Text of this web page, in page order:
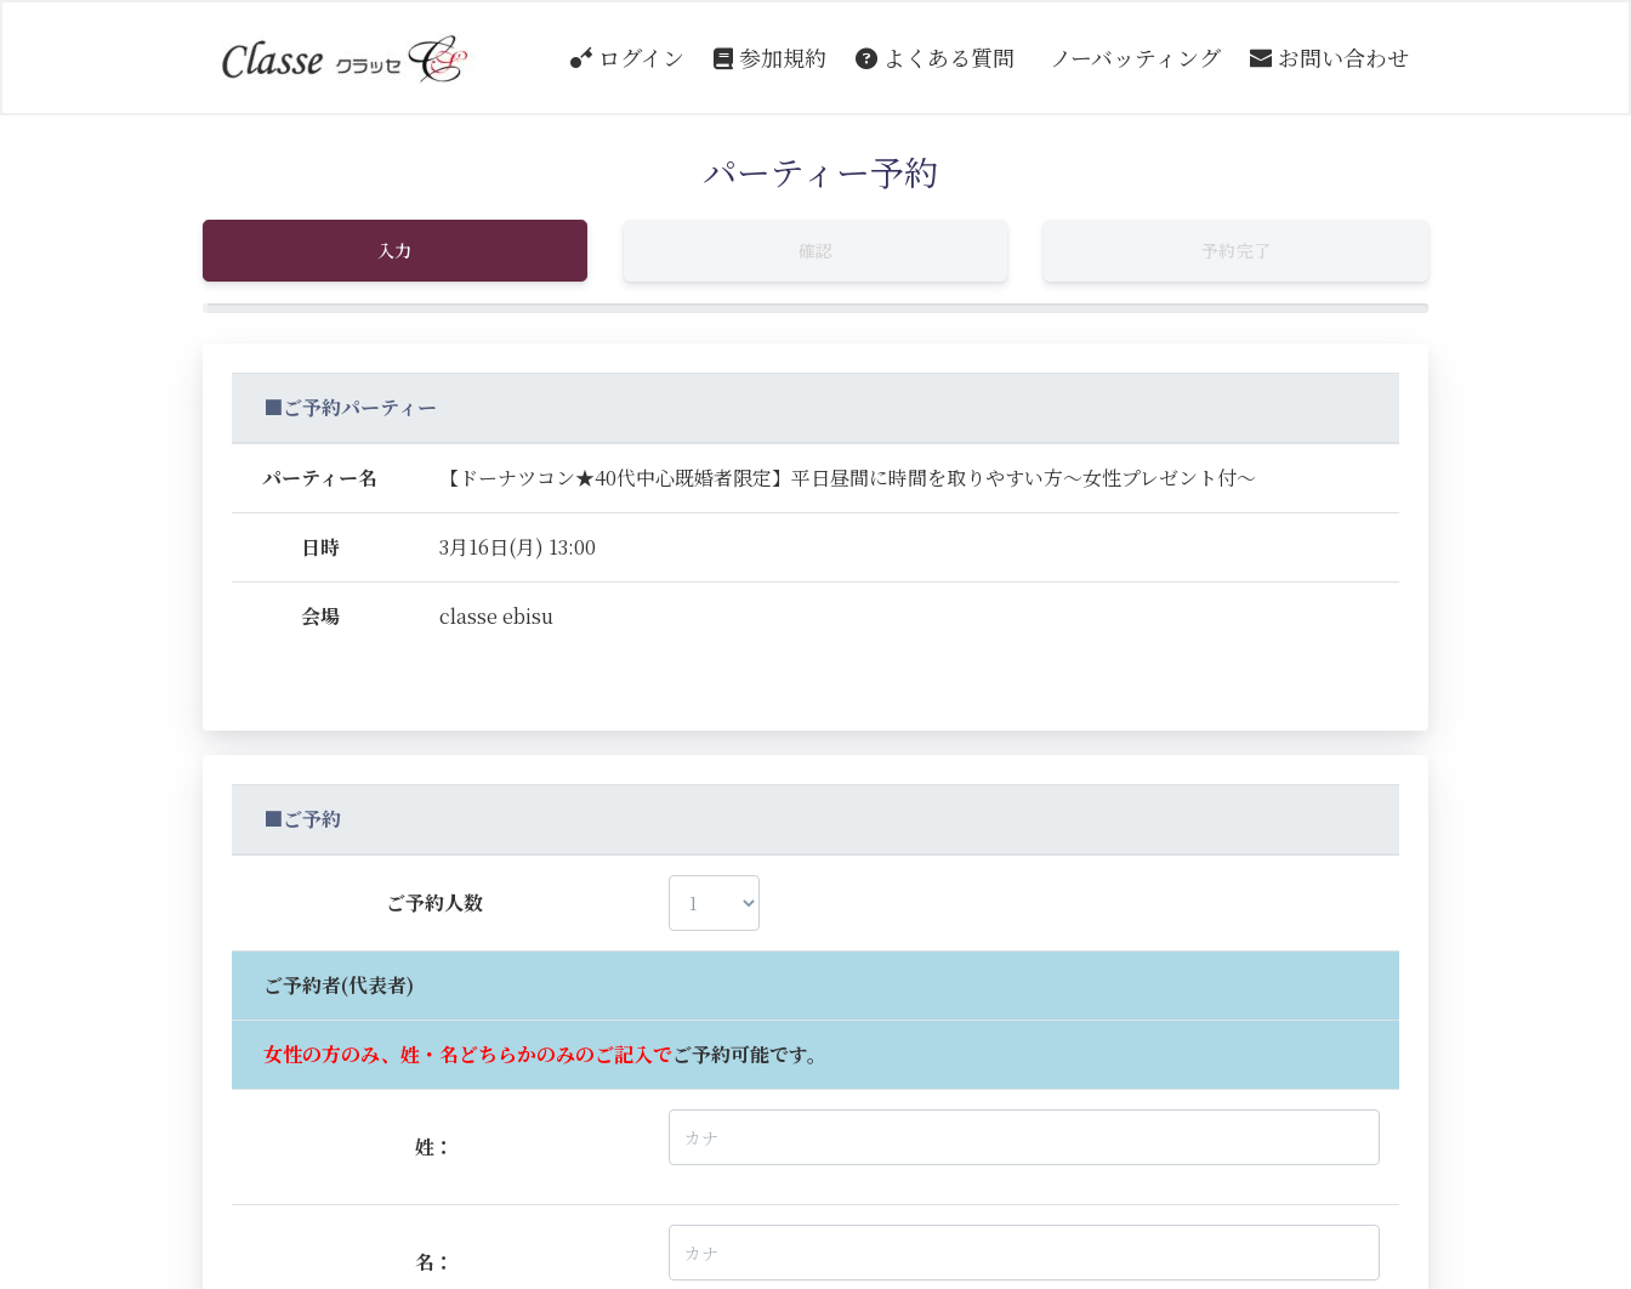
ログイン 参加規約 よくある質問 ノーバッティング お問い合わせ
パーティー予約
入力 確認 予約完了
■ご予約パーティー
パーティー名 【ドーナツコン★40代中心既婚者限定】平日昼間に時間を取りやすい方～女性プレゼント付～
日時 3月16日(月) 13:00
会場 classe ebisu
■ご予約
ご予約人数
ご予約者(代表者)
女性の方のみ、姓・名どちらかのみのご記入でご予約可能です。
姓：
名：